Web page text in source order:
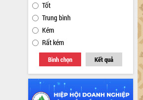
Tốt
Trung bình
Kém
Rất kém
Bình chọn Kết quả